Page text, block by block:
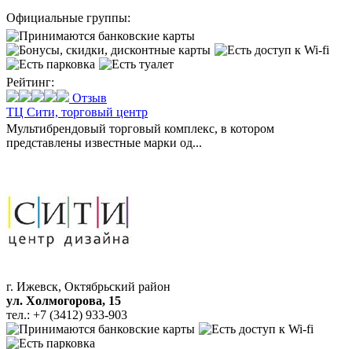
Официальные группы:
Рейтинг:
Отзыв
ТЦ Сити, торговый центр
Мультибрендовый торговый комплекс, в котором
представлены известные марки од...
г. Ижевск, Октябрьский район
ул. Холмогорова, 15
тел.: +7 (3412) 933-903